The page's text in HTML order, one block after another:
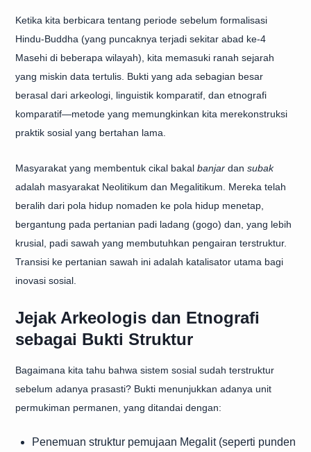
Ketika kita berbicara tentang periode sebelum formalisasi
Hindu-Buddha (yang puncaknya terjadi sekitar abad ke-4
Masehi di beberapa wilayah), kita memasuki ranah sejarah
yang miskin data tertulis. Bukti yang ada sebagian besar
berasal dari arkeologi, linguistik komparatif, dan etnografi
komparatif—metode yang memungkinkan kita merekonstruksi
praktik sosial yang bertahan lama.
Masyarakat yang membentuk cikal bakal banjar dan subak
adalah masyarakat Neolitikum dan Megalitikum. Mereka telah
beralih dari pola hidup nomaden ke pola hidup menetap,
bergantung pada pertanian padi ladang (gogo) dan, yang lebih
krusial, padi sawah yang membutuhkan pengairan terstruktur.
Transisi ke pertanian sawah ini adalah katalisator utama bagi
inovasi sosial.
Jejak Arkeologis dan Etnografi
sebagai Bukti Struktur
Bagaimana kita tahu bahwa sistem sosial sudah terstruktur
sebelum adanya prasasti? Bukti menunjukkan adanya unit
permukiman permanen, yang ditandai dengan:
Penemuan struktur pemujaan Megalit (seperti punden